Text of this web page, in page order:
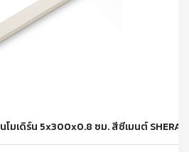
โมเดิร์น 5x300x0.8 ซม. สีซีเมนต์ SHERA